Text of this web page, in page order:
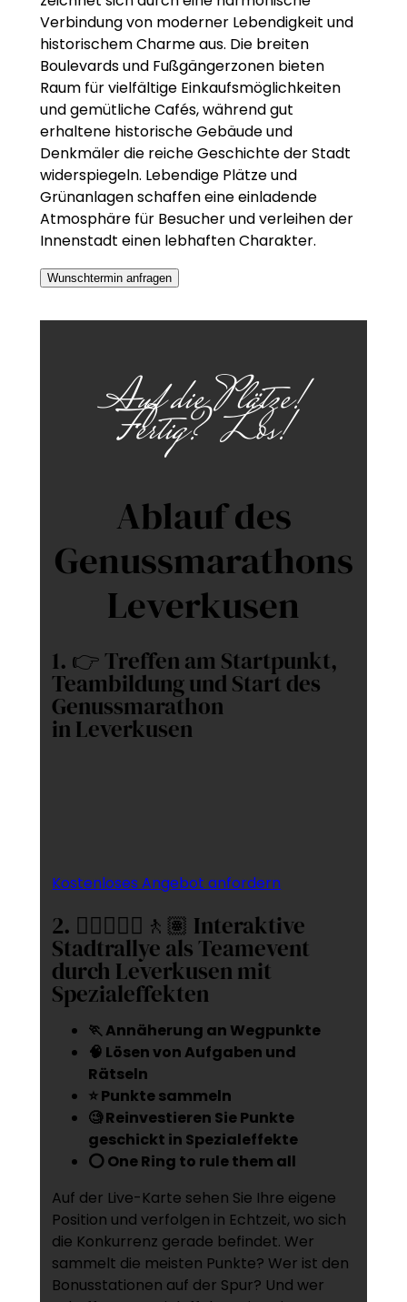
Verbindung von moderner Lebendigkeit und
historischem Charme aus. Die breiten
Boulevards und Fußgängerzonen bieten
Raum für vielfältige Einkaufsmöglichkeiten
und gemütliche Cafés, während gut
erhaltene historische Gebäude und
Denkmäler die reiche Geschichte der Stadt
widerspiegeln. Lebendige Plätze und
Grünanlagen schaffen eine einladende
Atmosphäre für Besucher und verleihen der
Innenstadt einen lebhaften Charakter.
Wunschtermin anfragen
Auf die Plätze!
Fertig? Los!
Ablauf des
Genussmarathons
Leverkusen
1. 👉 Treffen am Startpunkt,
Teambildung und Start des
Genussmarathon
in Leverkusen
Kostenloses Angebot anfordern
2. 🚶‍♂️🚶🏻‍♀️🚶🏽 Interaktive
Stadtrallye als Teamevent
durch Leverkusen mit
Spezialeffekten
🏃 Annäherung an Wegpunkte
🧠 Lösen von Aufgaben und
Rätseln
⭐ Punkte sammeln
🧐 Reinvestieren Sie Punkte
geschickt in Spezialeffekte
⭕ One Ring to rule them all
Auf der Live-Karte sehen Sie Ihre eigene
Position und verfolgen in Echtzeit, wo sich
die Konkurrenz gerade befindet. Wer
sammelt die meisten Punkte? Wer ist den
Bonusstationen auf der Spur? Und wer